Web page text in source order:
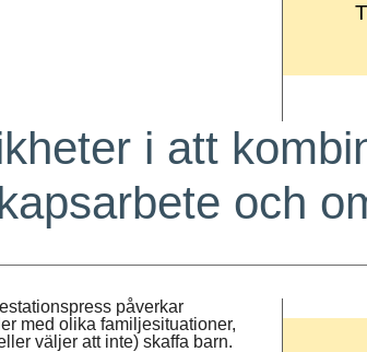
i att
och
påverkar
med olika familjesituationer,
väljer att inte) skaffa barn.